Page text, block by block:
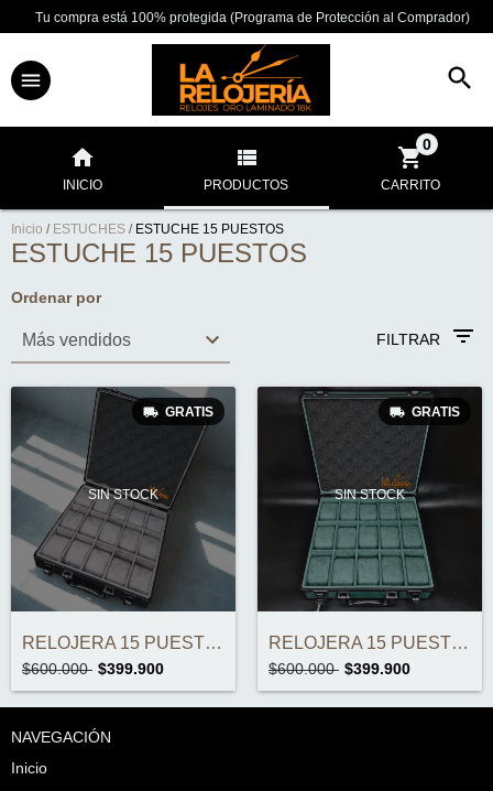
Tu compra está 100% protegida (Programa de Protección al Comprador)
INICIO PRODUCTOS CARRITO
0
Inicio / ESTUCHES / ESTUCHE 15 PUESTOS
ESTUCHE 15 PUESTOS
Ordenar por
FILTRAR
SIN STOCK
GRATIS
RELOJERA 15 PUESTOS IMPORTADA
$600.000 $399.900
SIN STOCK
GRATIS
RELOJERA 15 PUESTOS IMPORTADA
$600.000 $399.900
NAVEGACIÓN
Inicio